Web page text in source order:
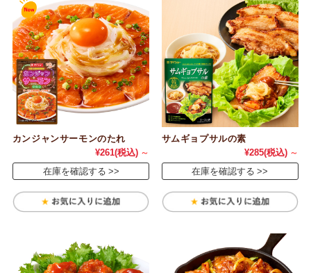
カンジャンサーモンのたれ
¥261(税込) ～
在庫を確認する
サムギョプサルの素
¥285(税込) ～
在庫を確認する